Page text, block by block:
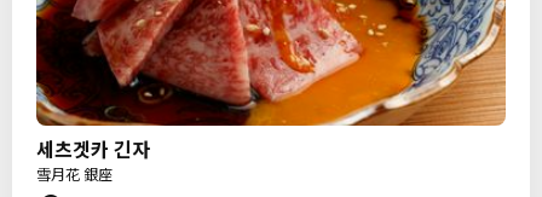
세츠겟카 긴자
雪月花 銀座